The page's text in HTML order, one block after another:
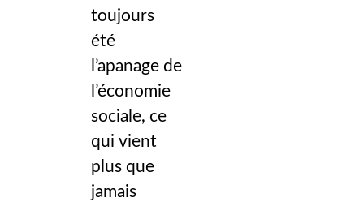
toujours
été
l’apanage de
l’économie
sociale, ce
qui vient
plus que
jamais